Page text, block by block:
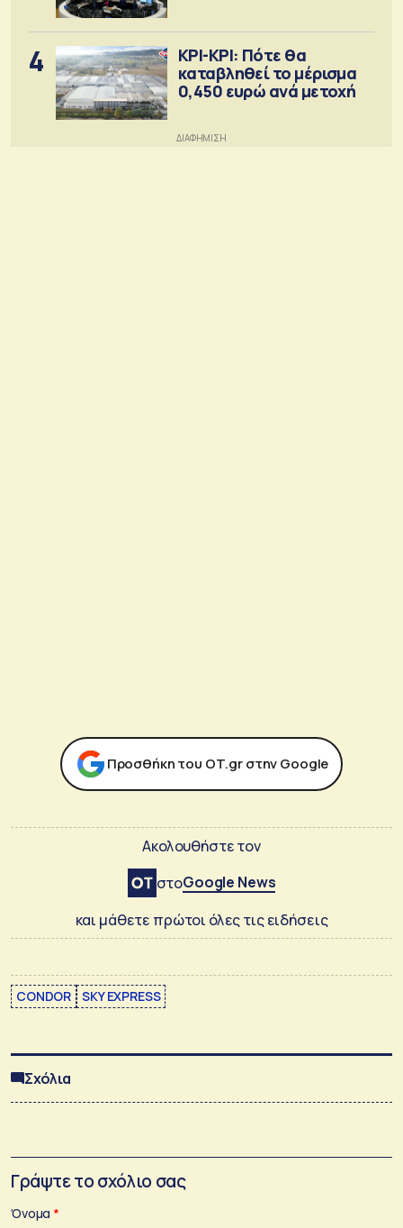
4
ΚΡΙ-ΚΡΙ: Πότε θα
καταβληθεί το μέρισμα
0,450 ευρώ ανά μετοχή
Προσθήκη του ΟΤ.gr στην Google
Ακολουθήστε τον
στοGoogle News
και μάθετε πρώτοι όλες τις ειδήσεις
CONDOR SKY EXPRESS
Σχόλια
Γράψτε το σχόλιο σας
Όνομα